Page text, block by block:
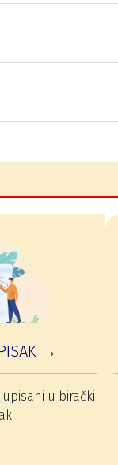
→
u birački